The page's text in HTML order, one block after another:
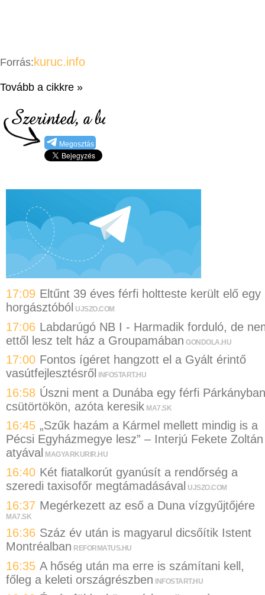
Forrás: kuruc.info
Tovább a cikkre »
Megosztás
17:09 Eltűnt 39 éves férfi holtteste került elő egy
horgásztóból UJSZO.COM
17:06 Labdarúgó NB I - Harmadik forduló, de
ettől lesz telt ház a Groupamában GONDOLA.HU
17:00 Fontos ígéret hangzott el a Gyált érintő
vasútfejlesztésről
INFOSTART.HU
16:58 Úszni ment a Dunába egy férfi Párkányban
csütörtökön, azóta keresik MA7.SK
16:45 „Szűk hazám a Kármel mellett mindig is a
Pécsi Egyházmegye lesz” – Interjú Fekete Zoltán
atyával
MAGYARKURIR.HU
16:40 Két fiatalkorút gyanúsít a rendőrség a
szeredi taxisofőr megtámadásával UJSZO.COM
16:37 Megérkezett az eső a Duna vízgyűjtőjére
MA7.SK
16:36 Száz év után is magyarul dicsőítik Istent
Montréalban REFORMATUS.HU
16:35 A hőség után ma erre is számítani kell,
főleg a keleti országrészben INFOSTART.HU